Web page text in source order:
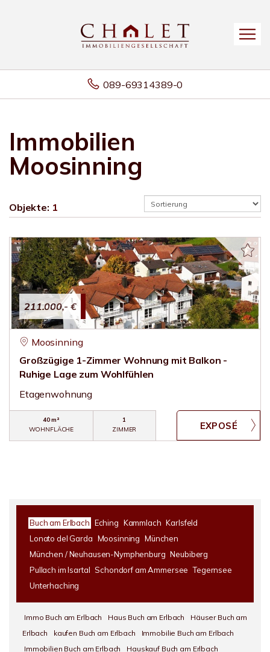
089-69314389-0
Immobilien
Moosinning
Objekte: 1
211.000,- €
Moosinning
Großzügige 1-Zimmer Wohnung mit Balkon -
Ruhige Lage zum Wohlfühlen
Etagenwohnung
40 m²
WOHNFLÄCHE
1
ZIMMER
Buch am Erlbach Eching Kammlach Karlsfeld
Lonato del Garda Moosinning München
München / Neuhausen-Nymphenburg Neubiberg
Pullach im Isartal Schondorf am Ammersee Tegernsee
Unterhaching
Immo Buch am Erlbach Haus Buch am Erlbach
Häuser Buch am
Erlbach
kaufen Buch am Erlbach
Immobilie Buch am Erlbach
Immobilien Buch am Erlbach
Hauskauf Buch am Erlbach